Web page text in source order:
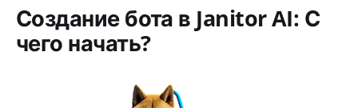
Создание бота в Janitor AI: С
чего начать?